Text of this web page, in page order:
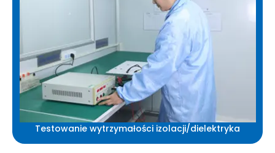
Testowanie wytrzymałości izolacji/dielektryka